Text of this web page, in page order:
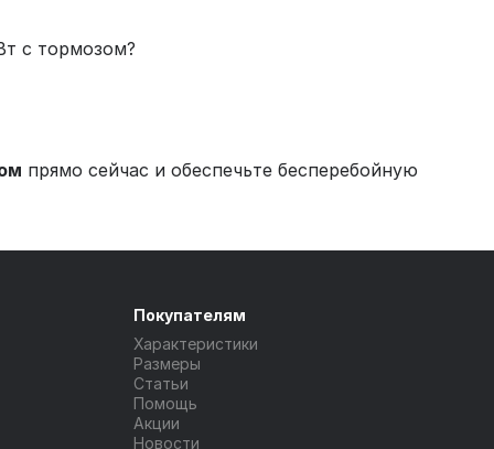
с тормозом?
прямо сейчас и обеспечьте бесперебойную
Покупателям
Характеристики
Размеры
Статьи
Помощь
Акции
Новости